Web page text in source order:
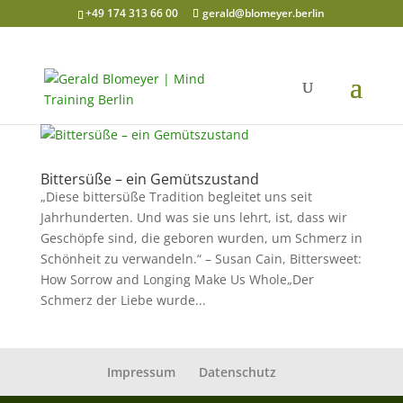
+49 174 313 66 00 gerald@blomeyer.berlin
Bittersüße – ein Gemütszustand
„Diese bittersüße Tradition begleitet uns seit
Jahrhunderten. Und was sie uns lehrt, ist, dass wir
Geschöpfe sind, die geboren wurden, um Schmerz in
Schönheit zu verwandeln.“ – Susan Cain, Bittersweet:
How Sorrow and Longing Make Us Whole„Der
Schmerz der Liebe wurde...
Impressum Datenschutz